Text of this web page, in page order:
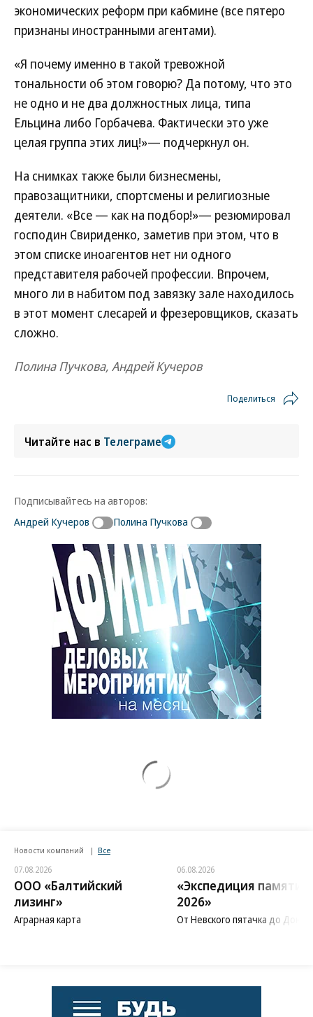
экономических реформ при кабмине (все пятеро
признаны иностранными агентами).
«Я почему именно в такой тревожной
тональности об этом говорю? Да потому, что это
не одно и не два должностных лица, типа
Ельцина либо Горбачева. Фактически это уже
целая группа этих лиц!»— подчеркнул он.
На снимках также были бизнесмены,
правозащитники, спортсмены и религиозные
деятели. «Все — как на подбор!»— резюмировал
господин Свириденко, заметив при этом, что в
этом списке иноагентов нет ни одного
представителя рабочей профессии. Впрочем,
много ли в набитом под завязку зале находилось
в этот момент слесарей и фрезеровщиков, сказать
сложно.
Полина Пучкова, Андрей Кучеров
Поделиться
Читайте нас в Телеграме
Подписывайтесь на авторов:
Андрей Кучеров
Полина Пучкова
Новости компаний Все
07.08.2026
ООО «Балтийский
лизинг»
Аграрная карта
06.08.2026
«Экспедиция памяти
2026»
От Невского пятачка до